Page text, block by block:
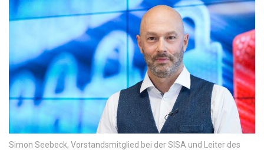
Simon Seebeck, Vorstandsmitglied bei der SISA und Leiter des